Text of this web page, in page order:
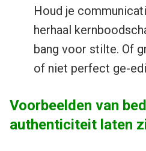
Houd je
herhaal
bang voor stilte. Of
of niet perfect ge-
Voorbeelden van
authenticiteit laten